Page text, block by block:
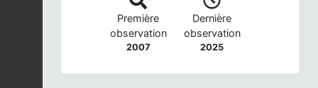
Première
observation
2007
Dernière
observation
2025